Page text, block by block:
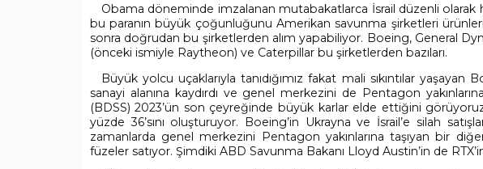
Obama döneminde imzalanan mutabakatlarca İsrail düzenli olarak
bu paranın büyük çoğunluğunu Amerikan savunma şirketleri
sonra doğrudan bu şirketlerden alım yapabiliyor. Boeing, General
(önceki ismiyle Raytheon) ve Caterpillar bu şirketlerden bazıları.
Büyük yolcu uçaklarıyla tanıdığımız fakat mali sıkıntılar yaşayan
sanayi alanına kaydırdı ve genel merkezini de Pentagon
(BDSS) 2023’ün son çeyreğinde büyük karlar elde ettiğini
yüzde 36’sını oluşturuyor. Boeing’in Ukrayna ve İsrail’e silah
zamanlarda genel merkezini Pentagon yakınlarına taşıyan bir
füzeler satıyor. Şimdiki ABD Savunma Bakanı Lloyd Austin’in de